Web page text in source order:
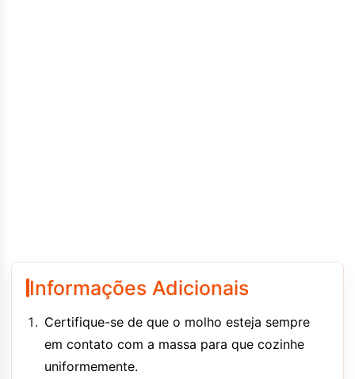
Informações Adicionais
Certifique-se de que o molho esteja sempre
em contato com a massa para que cozinhe
uniformemente.